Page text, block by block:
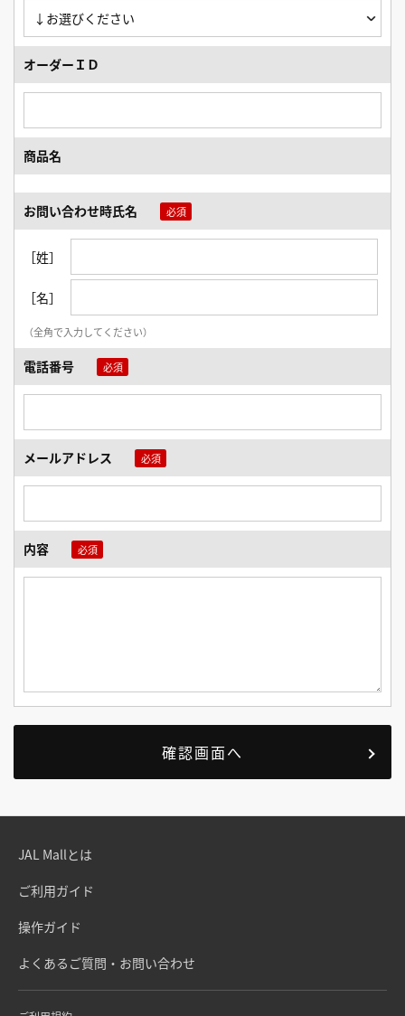
オーダーＩＤ
商品名
お問い合わせ時氏名
［姓］
［名］
（全角で入力してください）
電話番号
メールアドレス
内容
JAL Mallとは
ご利用ガイド
操作ガイド
よくあるご質問・お問い合わせ